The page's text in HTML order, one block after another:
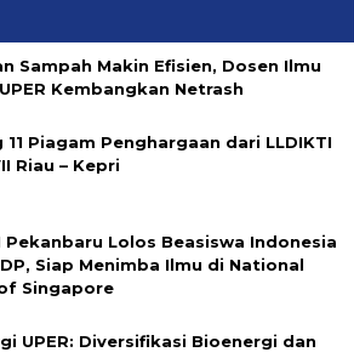
Sampah Makin Efisien, Dosen Ilmu
Kembangkan Netrash
11 Piagam Penghargaan dari LLDIKTI
Riau – Kepri
Pekanbaru Lolos Beasiswa Indonesia
Siap Menimba Ilmu di National
Singapore
UPER: Diversifikasi Bioenergi dan